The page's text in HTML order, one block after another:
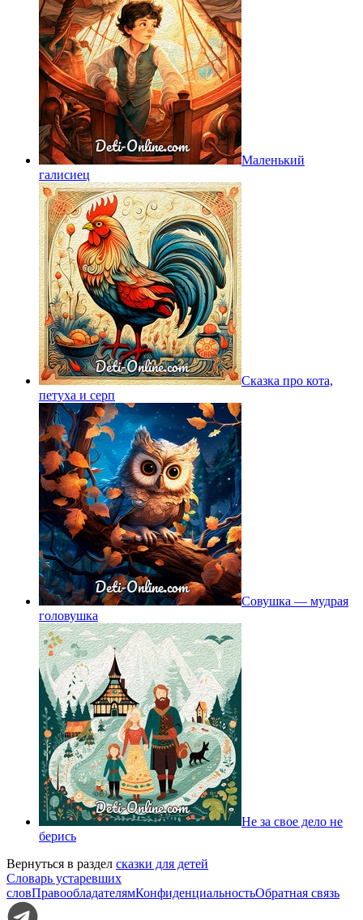
Маленький
галисиец
Сказка про кота,
петуха и серп
Совушка — мудрая
головушка
Не за свое дело не
берись
Вернуться в раздел сказки для детей
Словарь устаревших
словПравообладателямКонфиденциальностьОбратная связь